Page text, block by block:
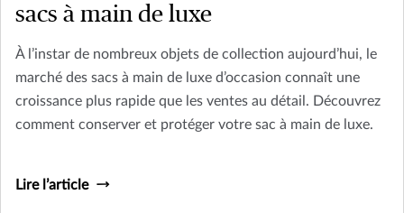
sacs à main de luxe
À l’instar de nombreux objets de collection aujourd’hui, le
marché des sacs à main de luxe d’occasion connaît une
croissance plus rapide que les ventes au détail. Découvrez
comment conserver et protéger votre sac à main de luxe.
Lire l’article